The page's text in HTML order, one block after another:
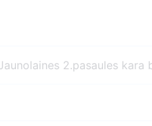
2.pasaules kara